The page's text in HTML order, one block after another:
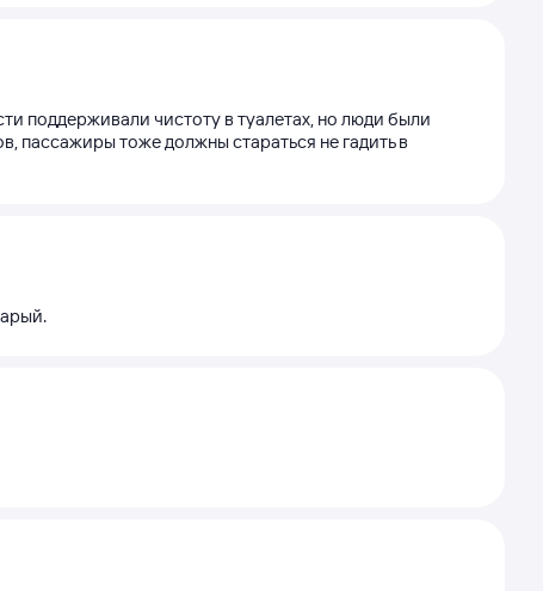
поддерживали чистоту в туалетах, но люди были
пассажиры тоже должны стараться не гадить в